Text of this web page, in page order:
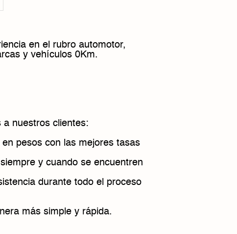
en el rubro automotor,
y vehículos 0Km.
a nuestros clientes:
pesos con las mejores tasas
y cuando se encuentren
durante todo el proceso
más simple y rápida.